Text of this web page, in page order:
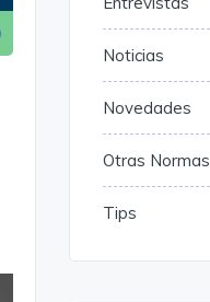
Noticias
Novedades
Otras Normas
Tips